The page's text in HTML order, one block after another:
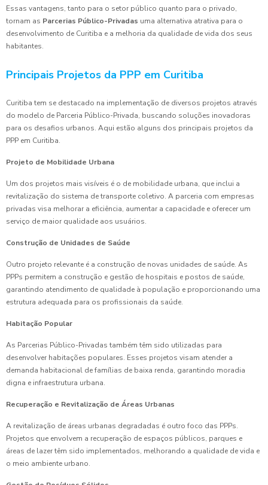
Essas vantagens, tanto para o setor público quanto para o privado,
tornam as Parcerias Público-Privadas uma alternativa atrativa para o
desenvolvimento de Curitiba e a melhoria da qualidade de vida dos seus
habitantes.
Principais Projetos da PPP em Curitiba
Curitiba tem se destacado na implementação de diversos projetos através
do modelo de Parceria Público-Privada, buscando soluções inovadoras
para os desafios urbanos. Aqui estão alguns dos principais projetos da
PPP em Curitiba.
Projeto de Mobilidade Urbana
Um dos projetos mais visíveis é o de mobilidade urbana, que inclui a
revitalização do sistema de transporte coletivo. A parceria com empresas
privadas visa melhorar a eficiência, aumentar a capacidade e oferecer um
serviço de maior qualidade aos usuários.
Construção de Unidades de Saúde
Outro projeto relevante é a construção de novas unidades de saúde. As
PPPs permitem a construção e gestão de hospitais e postos de saúde,
garantindo atendimento de qualidade à população e proporcionando uma
estrutura adequada para os profissionais da saúde.
Habitação Popular
As Parcerias Público-Privadas também têm sido utilizadas para
desenvolver habitações populares. Esses projetos visam atender a
demanda habitacional de famílias de baixa renda, garantindo moradia
digna e infraestrutura urbana.
Recuperação e Revitalização de Áreas Urbanas
A revitalização de áreas urbanas degradadas é outro foco das PPPs.
Projetos que envolvem a recuperação de espaços públicos, parques e
áreas de lazer têm sido implementados, melhorando a qualidade de vida e
o meio ambiente urbano.